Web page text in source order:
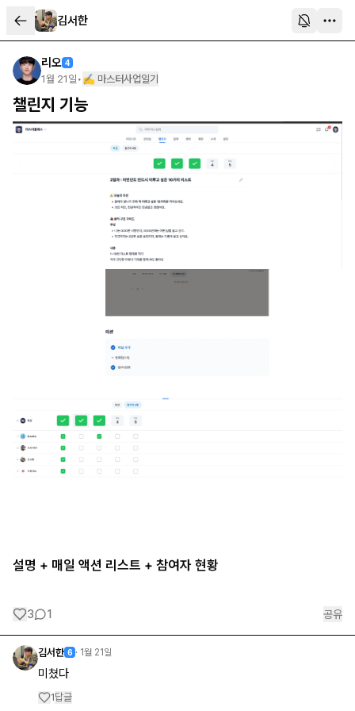
김서한
리오 4
1월 21일 • ✍️ 마스터사업일기
챌린지 기능
설명 + 매일 액션 리스트 + 참여자 현황
3 1 공유
김서한 6 · 1월 21일
미쳤다
1답글